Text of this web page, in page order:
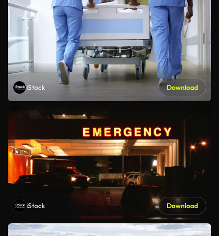
iStock Download
iStock Download